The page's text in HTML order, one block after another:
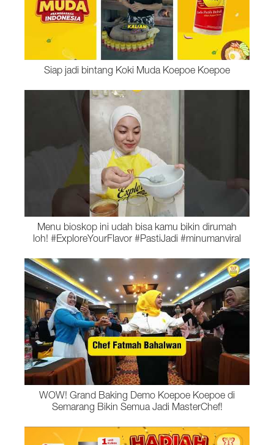
Siap jadi bintang Koki Muda Koepoe Koepoe
Menu bioskop ini udah bisa kamu bikin dirumah
loh! #ExploreYourFlavor #PastiJadi #minumanviral
WOW! Grand Baking Demo Koepoe Koepoe di
Semarang Bikin Semua Jadi MasterChef!